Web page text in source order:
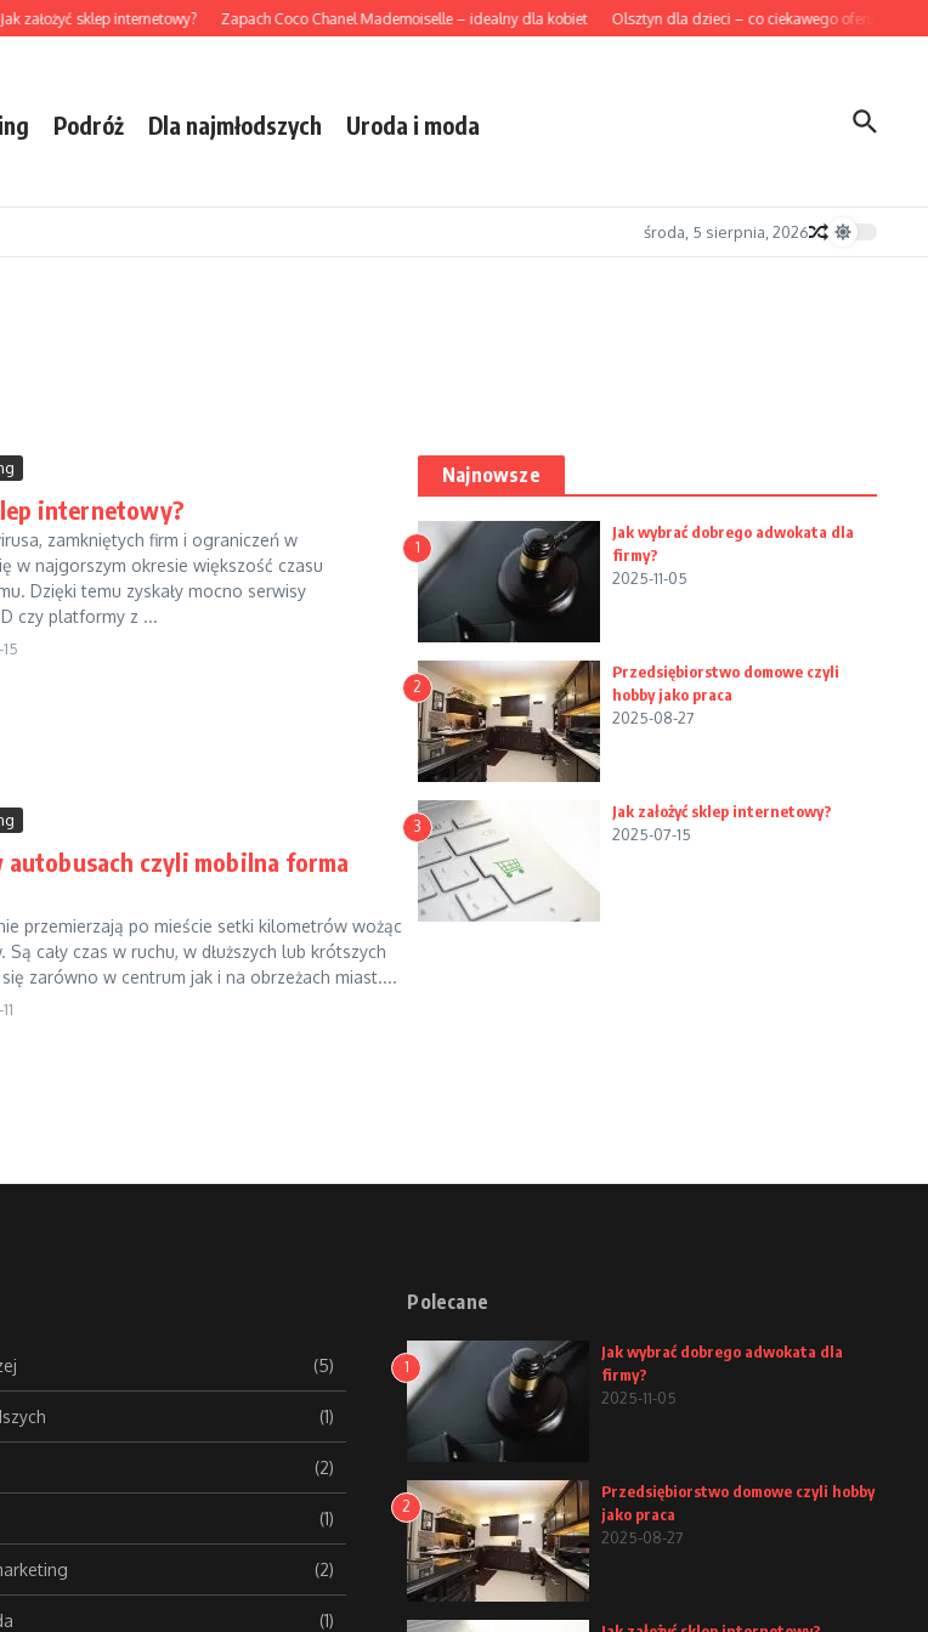
Jak założyć sklep internetowy? Zapach Coco Chanel Mademoiselle – idealny dla kobiet Olsztyn dla dzieci – co ciekawego oferuje
Podróż Dla najmłodszych Uroda i moda
środa, 5 sierpnia, 2026
internetowy?
zamkniętych firm i ograniczeń w
w najgorszym okresie większość czasu
Dzięki temu zyskały mocno serwisy
czy platformy z ...
autobusach czyli mobilna forma
przemierzają po mieście setki kilometrów wożąc
Są cały czas w ruchu, w dłuższych lub krótszych
zarówno w centrum jak i na obrzeżach miast....
Najnowsze
1
Jak wybrać dobrego adwokata dla
firmy?
2025-11-05
2
Przedsiębiorstwo domowe czyli
hobby jako praca
2025-08-27
3
Jak założyć sklep internetowy?
2025-07-15
(5)
(1)
(2)
(1)
(2)
(1)
Polecane
1
Jak wybrać dobrego adwokata dla
firmy?
2025-11-05
2
Przedsiębiorstwo domowe czyli hobby
jako praca
2025-08-27